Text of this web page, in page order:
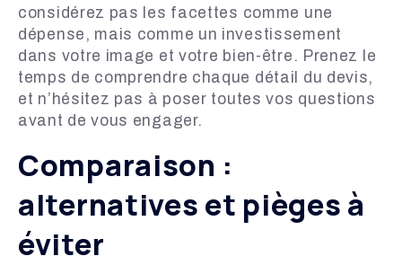
considérez pas les facettes comme une
dépense, mais comme un investissement
dans votre image et votre bien-être. Prenez le
temps de comprendre chaque détail du devis,
et n’hésitez pas à poser toutes vos questions
avant de vous engager.
Comparaison :
alternatives et pièges à
éviter